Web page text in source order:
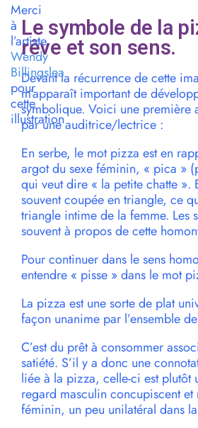
Le symbole de la
rêve et son sens.
Devant la récurrence de cette
m’apparaît important de
symbolique. Voici une première
par une auditrice/lectrice :
En serbe, le mot pizza est en
argot du sexe féminin, « pica »
qui veut dire « la petite chatte ».
souvent coupée en triangle, ce
triangle intime de la femme. Les
souvent à propos de cette
Pour continuer dans le sens
entendre « pisse » dans le mot
La pizza est une sorte de plat
façon unanime par l’ensemble
C’est du prêt à consommer
satiété. S’il y a donc une
liée à la pizza, celle-ci est plutôt
regard masculin concupiscent et
féminin, un peu unilatéral dans
Merci
à
l’artiste
Wendy
Billingslea
pour
cette
illustration